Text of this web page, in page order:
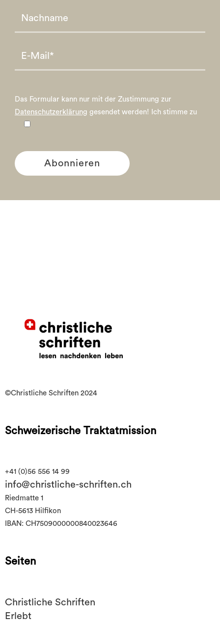
Das Formular kann nur mit der Zustimmung zur
Datenschutzerklärung gesendet werden! Ich stimme zu
©Christliche Schriften 2024
Schweizerische Traktatmission
+41 (0)56 556 14 99
info@christliche-schriften.ch
Riedmatte 1
CH-5613 Hilfikon
IBAN: CH7509000000840023646
Seiten
Christliche Schriften
Erlebt